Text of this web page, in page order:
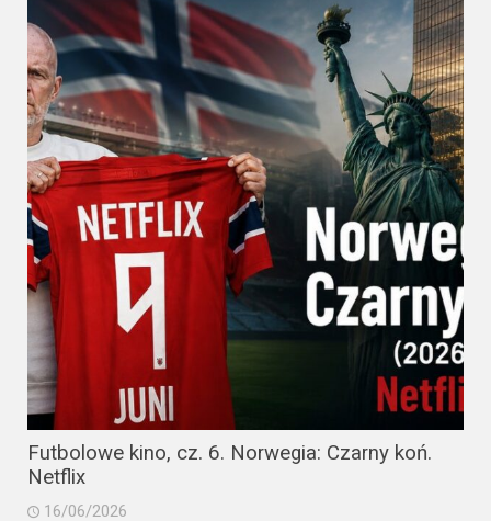
Futbolowe kino, cz. 6. Norwegia: Czarny koń.
Netflix
16/06/2026